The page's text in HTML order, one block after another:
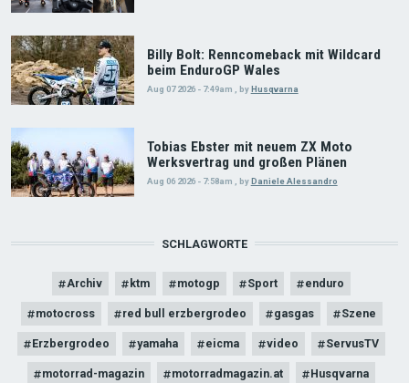
Billy Bolt: Renncomeback mit Wildcard
beim EnduroGP Wales
Aug 07 2026 - 7:49am byHusqvarna
Tobias Ebster mit neuem ZX Moto
Werksvertrag und großen Plänen
Aug 06 2026 - 7:58am byDaniele Alessandro
SCHLAGWORTE
Archiv ktm motogp Sport enduro
motocross red bull erzbergrodeo gasgas Szene
Erzbergrodeo yamaha eicma video ServusTV
motorrad-magazin motorradmagazin.at Husqvarna